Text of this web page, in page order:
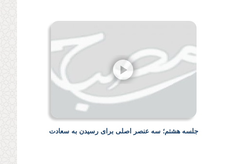
جلسه هشتم؛ سه عنصر اصلی برای رسیدن به سعادت